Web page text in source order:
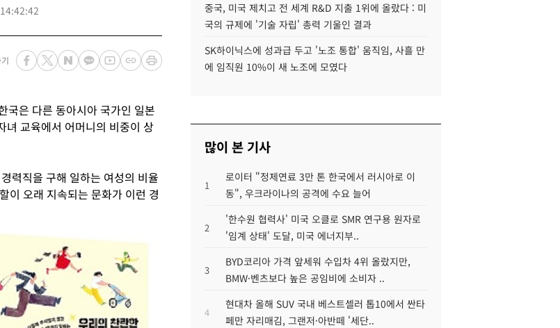
국은 다른 동아시아 국가인 일본
교육에서 어머니의 비중이 상
력직을 구해 일하는 여성의 비율
이 오래 지속되는 문화가 이런 경
중국, 미국 제치고 전 세계 R&D 지출 1위에 올랐다 : 미
국의 규제에 '기술 자립' 총력 기울인 결과
SK하이닉스에 성과급 두고 '노조 통합' 움직임, 사흘 만
에 임직원 10%이 새 노조에 모였다
많이 본 기사
1
로이터 "정제연료 3만 톤 한국에서 러시아로 이
동", 우크라이나의 공격에 수요 늘어
2
'한수원 협력사' 미국 오클로 SMR 연구용 원자로
'임계 상태' 도달, 미국 에너지부..
3
BYD코리아 가격 앞세워 수입차 4위 올랐지만,
BMW·벤츠보다 높은 공임비에 소비자 ..
4
현대차 올해 SUV 국내 베스트셀러 톱10에서 싼타
페만 자리매김, 그랜저·아반떼 '세단..